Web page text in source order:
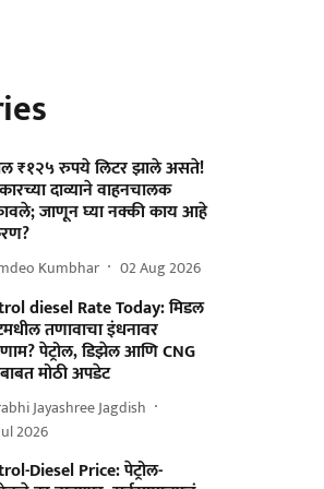
₹१२५ रुपये लिटर झाले असते!
दाव्याने वाहनचालक
जाणून घ्या नक्की काय आहे
Kumbhar 02 Aug 2026
diesel Rate Today: मिडल
तणावाचा इंधनावर
पेट्रोल, डिझेल आणि CNG
मोठी अपडेट
Jayashree Jagdish
2026
Diesel Price: पेट्रोल-